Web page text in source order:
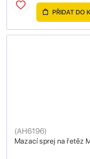
PŘIDAT DO
Mazací sprej na řetěz
(AH6196)